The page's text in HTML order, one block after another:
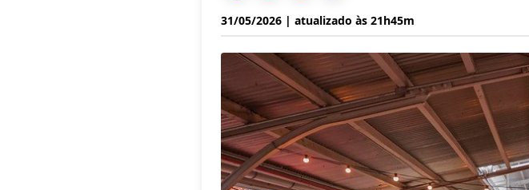
31/05/2026 | atualizado às 21h45m